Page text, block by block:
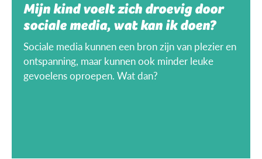
Mijn kind voelt zich droevig door
sociale media, wat kan ik doen?
Sociale media kunnen een bron zijn van plezier en
ontspanning, maar kunnen ook minder leuke
gevoelens oproepen. Wat dan?